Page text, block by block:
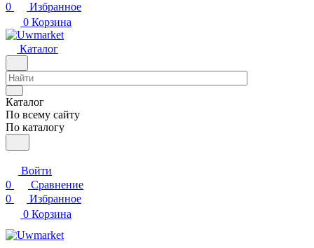
0
Избранное
0 Корзина
Каталог
Каталог
По всему сайту
По каталогу
Войти
0
Сравнение
0
Избранное
0 Корзина